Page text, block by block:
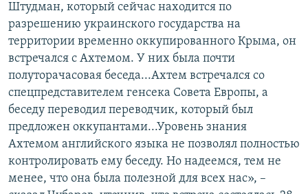
Штудман, который сейчас находится по
разрешению украинского государства на
территории временно оккупированного Крыма, он
встречался с Ахтемом. У них была почти
полуторачасовая беседа...Ахтем встречался со
спецпредставителем генсека Совета Европы, а
беседу переводил переводчик, который был
предложен оккупантами...Уровень знания
Ахтемом английского языка не позволял полностью
контролировать ему беседу. Но надеемся, тем не
менее, что она была полезной для всех нас», –